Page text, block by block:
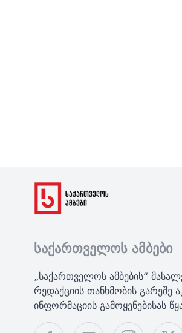
საქართველოს ამბები
„საქართველოს ამბების“
რედაქციის თანხმობის გარეშე
ინფორმაციის გამოყენებისას